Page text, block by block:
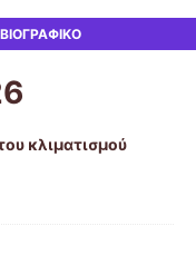
ΒΙΟΓΡΑΦΙΚΌ
κλιματισμού